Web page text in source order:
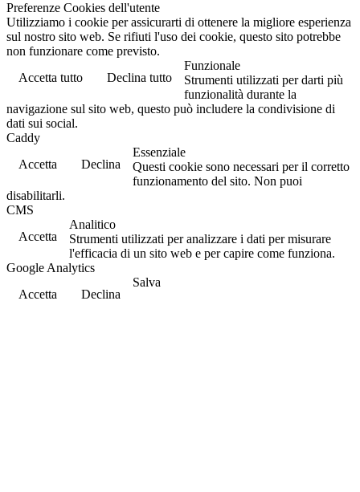
Preferenze Cookies dell'utente
Utilizziamo i cookie per assicurarti di ottenere la migliore esperienza
sul nostro sito web. Se rifiuti l'uso dei cookie, questo sito potrebbe
non funzionare come previsto.
Accetta tutto
Declina tutto
Funzionale
Strumenti utilizzati per darti più
funzionalità durante la
navigazione sul sito web, questo può includere la condivisione di
dati sui social.
Caddy
Accetta
Declina
Essenziale
Questi cookie sono necessari per il corretto
funzionamento del sito. Non puoi
disabilitarli.
CMS
Accetta
Analitico
Strumenti utilizzati per analizzare i dati per misurare
l'efficacia di un sito web e per capire come funziona.
Google Analytics
Accetta
Declina
Salva